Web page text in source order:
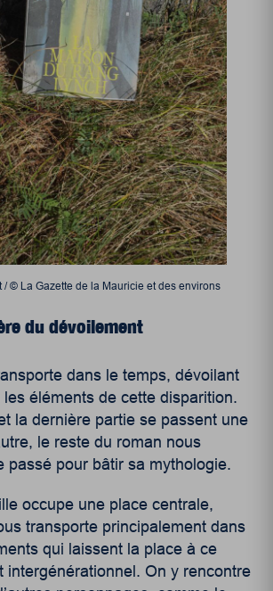
/ © La Gazette de la Mauricie et des environs
du dévoilement
dans le temps, dévoilant
éléments de cette disparition.
la dernière partie se passent une
le reste du roman nous
passé pour bâtir sa mythologie.
occupe une place centrale,
transporte principalement dans
qui laissent la place à ce
intergénérationnel. On y rencontre